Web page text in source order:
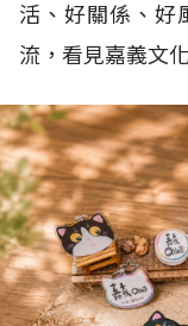
活、好關係、好
流，看見嘉義文